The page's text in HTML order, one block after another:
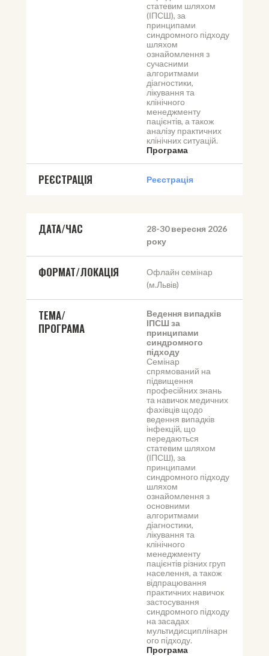
статевим шляхом
(ІПСШ), за
принципами
синдромного підходу
шляхом
ознайомлення з
сучасними
алгоритмами
діагностики,
лікування та
клінічного
менеджменту
пацієнтів, а також
аналізу практичних
клінічних ситуацій.
Програма
РЕЄСТРАЦІЯ Реєстрація
ДАТА/ЧАС
28-30 вересня 2026
року
ФОРМАТ/ЛОКАЦІЯ
Офлайн семінар
(м.Львів)
ТЕМА/
ПРОГРАМА
Ведення випадків
ІПСШ за
принципами
синдромного
підходу
Семінар
спрямований на
підвищення
професійних знань
та навичок медичних
фахівців щодо
ведення випадків
інфекцій, що
передаються
статевим шляхом
(ІПСШ), за
принципами
синдромного підходу
шляхом
ознайомлення з
основними
алгоритмами
діагностики,
лікування та
клінічного
менеджменту
пацієнтів різних груп
населення, а також
відпрацювання
практичних навичок
застосування
синдромного підходу
на засадах
мультидисциплінарн
ого підходу.
Програма